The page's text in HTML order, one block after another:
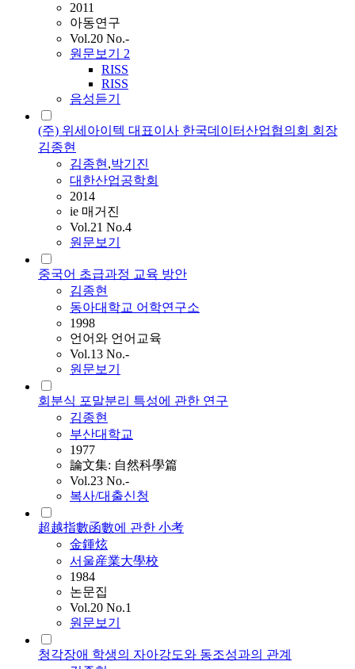
2011
아동연구
Vol.20 No.-
원문보기 2
RISS
RISS
음성듣기
(주) 위세아이텍 대표이사 한국데이터산업협의회 회장
김종현
김종현,박기진
대한산업공학회
2014
ie 매거진
Vol.21 No.4
원문보기
중국어 초급과정 교육 방안
김종현
동아대학교 어학연구소
1998
언어와 언어교육
Vol.13 No.-
원문보기
회분식 포말분리 특성에 관한 연구
김종현
부산대학교
1977
論文集: 自然科學篇
Vol.23 No.-
복사/대출신청
超越指數函數에 관한 小考
金鍾炫
서울産業大學校
1984
논문집
Vol.20 No.1
원문보기
청각장애 학생의 자아강도와 동조성과의 관계